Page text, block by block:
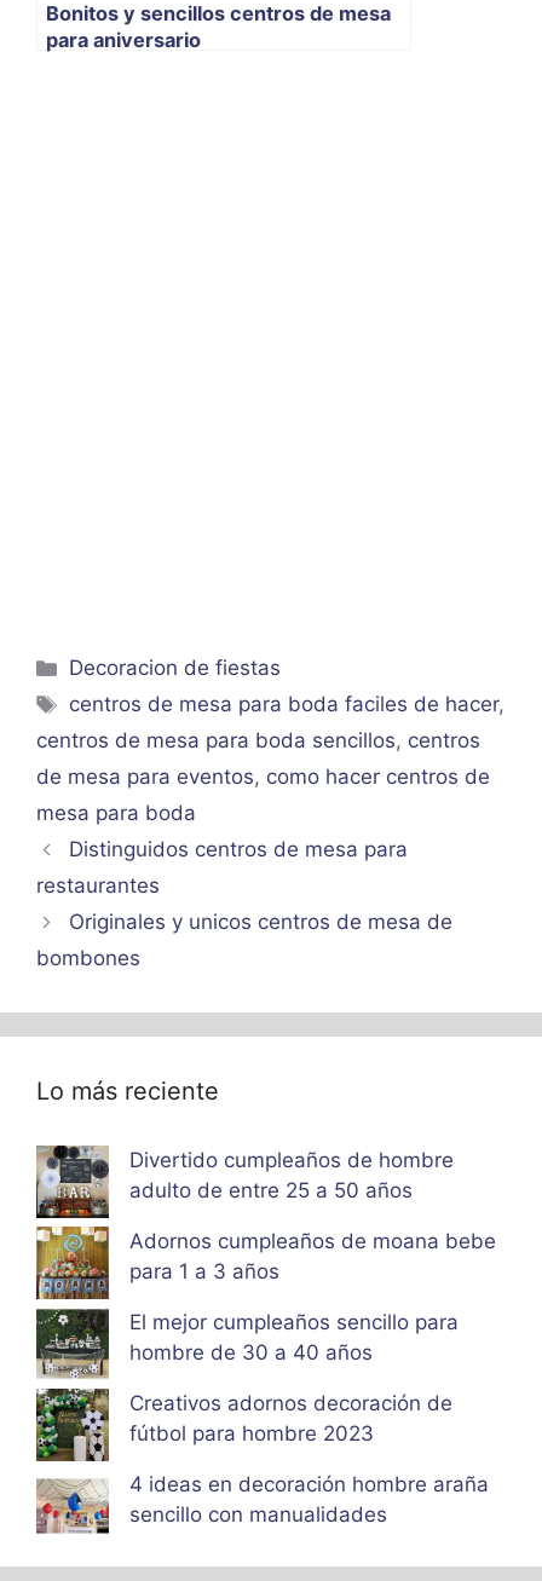
Bonitos y sencillos centros de mesa
para aniversario
Categorías
Decoracion de fiestas
Etiquetas
centros de mesa para boda faciles de hacer,
centros de mesa para boda sencillos, centros
de mesa para eventos, como hacer centros de
mesa para boda
Distinguidos centros de mesa para
restaurantes
Originales y unicos centros de mesa de
bombones
Lo más reciente
Divertido cumpleaños de hombre
adulto de entre 25 a 50 años
Adornos cumpleaños de moana bebe
para 1 a 3 años
El mejor cumpleaños sencillo para
hombre de 30 a 40 años
Creativos adornos decoración de
fútbol para hombre 2023
4 ideas en decoración hombre araña
sencillo con manualidades